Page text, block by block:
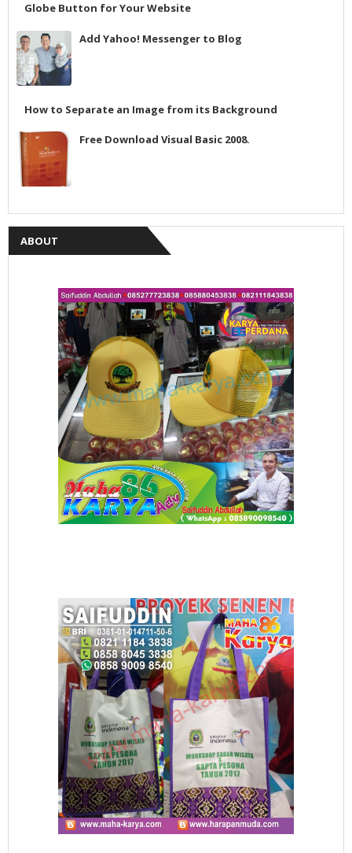
Globe Button for Your Website
Add Yahoo! Messenger to Blog
How to Separate an Image from its Background
Free Download Visual Basic 2008.
ABOUT